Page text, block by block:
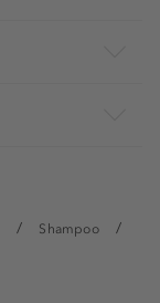
Shampoo